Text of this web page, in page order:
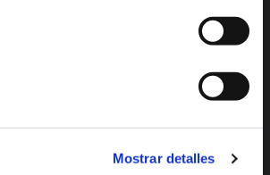
Mostrar detalles